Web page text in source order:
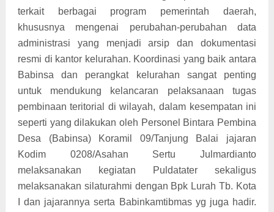
terkait berbagai program pemerintah daerah,
khususnya mengenai perubahan-perubahan data
administrasi yang menjadi arsip dan dokumentasi
resmi di kantor kelurahan. Koordinasi yang baik antara
Babinsa dan perangkat kelurahan sangat penting
untuk mendukung kelancaran pelaksanaan tugas
pembinaan teritorial di wilayah, dalam kesempatan ini
seperti yang dilakukan oleh Personel Bintara Pembina
Desa (Babinsa) Koramil 09/Tanjung Balai jajaran
Kodim 0208/Asahan Sertu Julmardianto
melaksanakan kegiatan Puldatater sekaligus
melaksanakan silaturahmi dengan Bpk Lurah Tb. Kota
I dan jajarannya serta Babinkamtibmas yg juga hadir.